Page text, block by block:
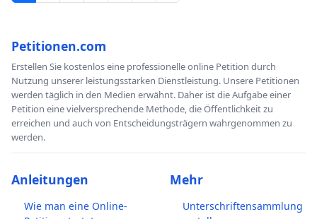
Petitionen.com
Erstellen Sie kostenlos eine professionelle online Petition durch
Nutzung unserer leistungsstarken Dienstleistung. Unsere Petitionen
werden täglich in den Medien erwähnt. Daher ist die Aufgabe einer
Petition eine vielversprechende Methode, die Öffentlichkeit zu
erreichen und auch von Entscheidungsträgern wahrgenommen zu
werden.
Anleitungen
Wie man eine Online-
Mehr
Unterschriftensammlung